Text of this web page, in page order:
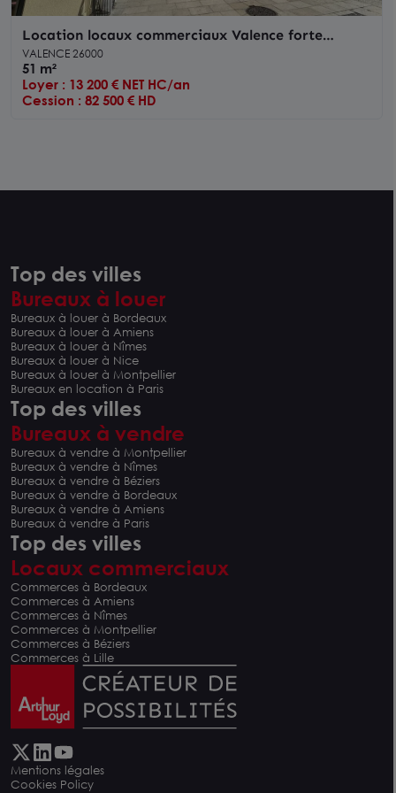
Location locaux commerciaux Valence forte
visibilité en centre-ville
VALENCE 26000
51 m²
Loyer : 13 200 € NET HC/an
Cession : 82 500 € HD
Top des villes
Bureaux à louer
Bureaux à louer à Bordeaux
Bureaux à louer à Amiens
Bureaux à louer à Nîmes
Bureaux à louer à Nice
Bureaux à louer à Montpellier
Bureaux en location à Paris
Top des villes
Bureaux à vendre
Bureaux à vendre à Montpellier
Bureaux à vendre à Nîmes
Bureaux à vendre à Béziers
Bureaux à vendre à Bordeaux
Bureaux à vendre à Amiens
Bureaux à vendre à Paris
Top des villes
Locaux commerciaux
Commerces à Bordeaux
Commerces à Amiens
Commerces à Nîmes
Commerces à Montpellier
Commerces à Béziers
Commerces à Lille
Mentions légales
Cookies Policy